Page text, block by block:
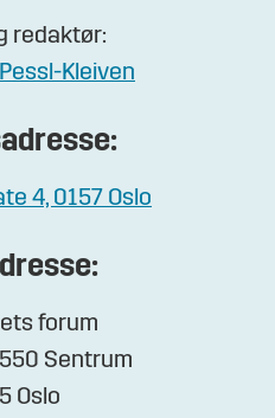
redaktør:
Kleiven
4, 0157 Oslo
forum
Sentrum
Oslo